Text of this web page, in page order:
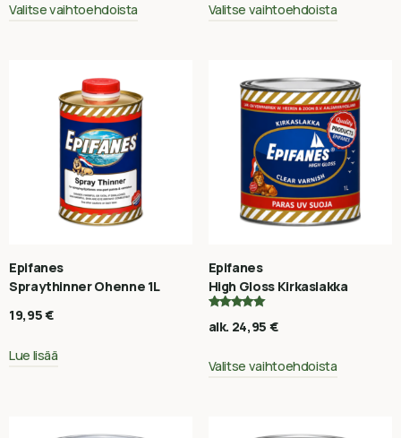
Valitse vaihtoehdoista Valitse vaihtoehdoista
Epifanes
Spraythinner Ohenne 1L
19,95€
Lue lisää
Epifanes
High Gloss Kirkaslakka
tuotteesta:
alk. 24,95 €
Valitse vaihtoehdoista